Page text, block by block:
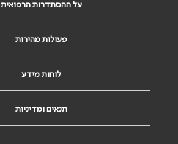
על ההסתדרות הרפואית
פעולות מהירות
לוחות מידע
תנאים ומדיניות